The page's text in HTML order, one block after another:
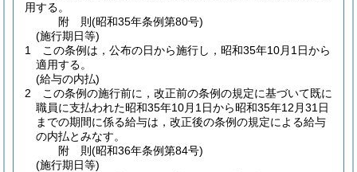
用する。
附 則(昭和35年条例第80号)
(施行期日等)
1
この条例は，公布の日から施行し，昭和35年10月1日から
適用する。
(給与の内払)
2
この条例の施行前に，改正前の条例の規定に基づいて既に
職員に支払われた昭和35年10月1日から昭和35年12月31日
までの期間に係る給与は，改正後の条例の規定による給与
の内払とみなす。
附 則(昭和36年条例第84号)
(施行期日等)